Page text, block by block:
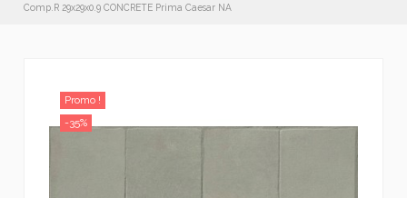
Comp.R 29x29x0.9 CONCRETE Prima Caesar NA
Promo !
-35%